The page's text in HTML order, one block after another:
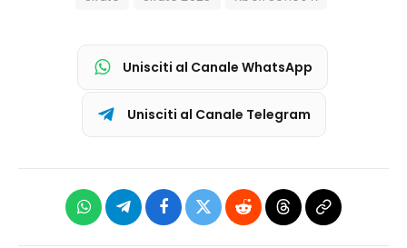
Unisciti al Canale WhatsApp
Unisciti al Canale Telegram
WhatsAppTelegramFacebook
X
Reddit ThreadsCopia